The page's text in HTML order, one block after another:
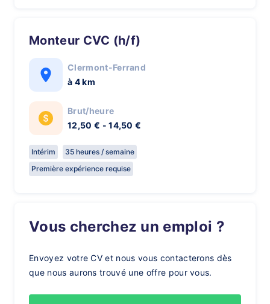
Monteur CVC (h/f)
Clermont-Ferrand
à 4 km
Brut/heure
12,50 € - 14,50 €
Intérim
35 heures / semaine
Première expérience requise
Vous cherchez un emploi ?
Envoyez votre CV et nous vous contacterons dès
que nous aurons trouvé une offre pour vous.